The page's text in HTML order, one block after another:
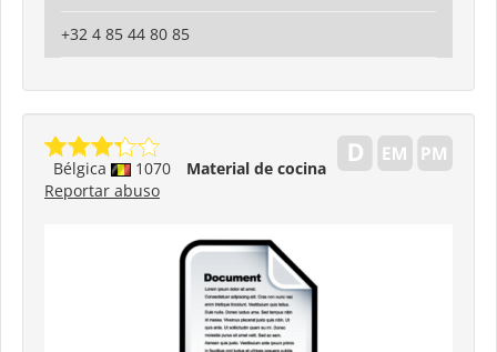
+32 4 85 44 80 85
Bélgica 1070
Material de cocina
Reportar abuso